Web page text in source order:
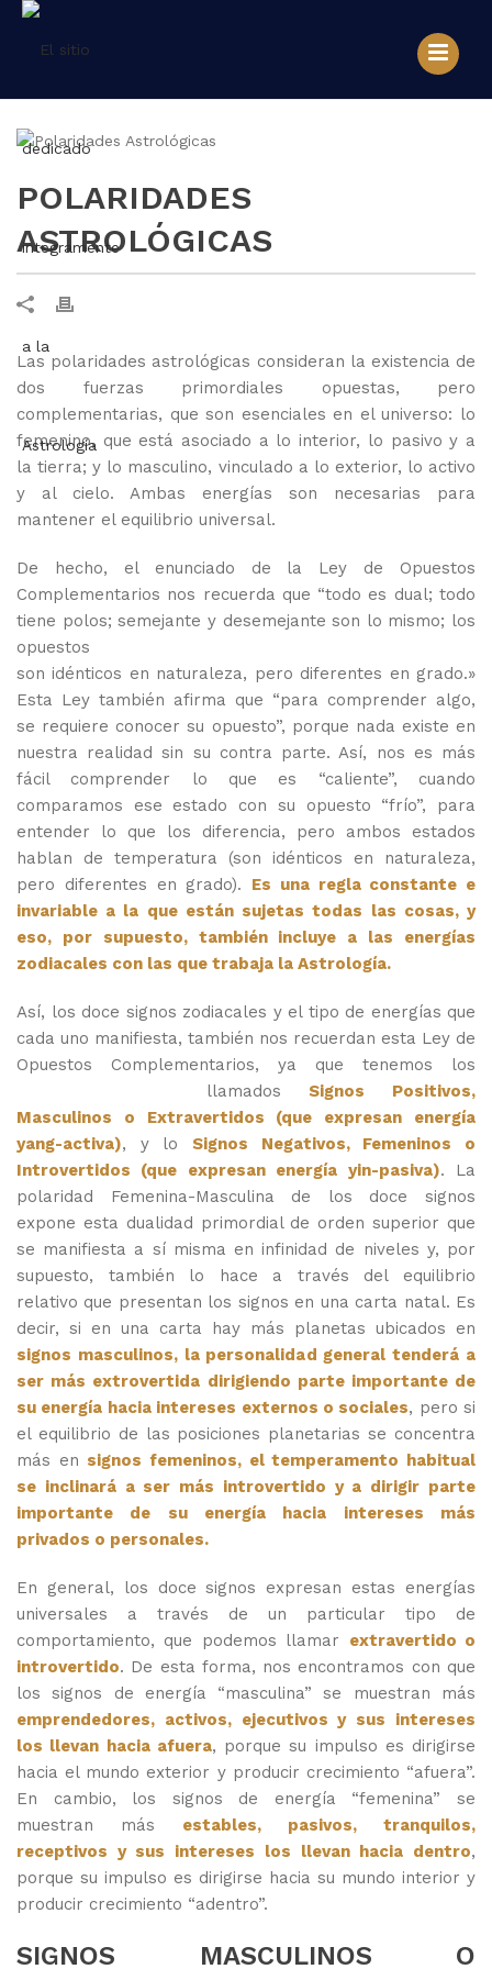
POLARIDADES
ASTROLÓGICAS
Las polaridades astrológicas consideran la existencia de
dos fuerzas primordiales opuestas, pero
complementarias, que son esenciales en el universo: lo
femenino, que está asociado a lo interior, lo pasivo y a
la tierra; y lo masculino, vinculado a lo exterior, lo activo
y al cielo. Ambas energías son necesarias para
mantener el equilibrio universal.
De hecho, el enunciado de la Ley de Opuestos
Complementarios nos recuerda que “todo es dual; todo
tiene polos; semejante y desemejante son lo mismo; los
opuestos
son idénticos en naturaleza, pero diferentes en grado.»
Esta Ley también afirma que “para comprender algo,
se requiere conocer su opuesto”, porque nada existe en
nuestra realidad sin su contra parte. Así, nos es más
fácil comprender lo que es “caliente”, cuando
comparamos ese estado con su opuesto “frío”, para
entender lo que los diferencia, pero ambos estados
hablan de temperatura (son idénticos en naturaleza,
pero diferentes en grado). Es una regla constante e
invariable a la que están sujetas todas las cosas, y
eso, por supuesto, también incluye a las energías
zodiacales con las que trabaja la Astrología.
Así, los doce signos zodiacales y el tipo de energías que
cada uno manifiesta, también nos recuerdan esta Ley de
Opuestos Complementarios, ya que tenemos los
llamadosSignos Positivos,
Masculinos o Extravertidos (que expresan energía
yang-activa), y lo Signos Negativos, Femeninos o
Introvertidos (que expresan energía yin-pasiva). La
polaridad Femenina-Masculina de los doce signos
expone esta dualidad primordial de orden superior que
se manifiesta a sí misma en infinidad de niveles y, por
supuesto, también lo hace a través del equilibrio
relativo que presentan los signos en una carta natal. Es
decir, si en una carta hay más planetas ubicados en
signos masculinos, la personalidad general tenderá a
ser más extrovertida dirigiendo parte importante de
su energía hacia intereses externos o sociales, pero si
el equilibrio de las posiciones planetarias se concentra
más en signos femeninos, el temperamento habitual
se inclinará a ser más introvertido y a dirigir parte
importante de su energía hacia intereses más
privados o personales.
En general, los doce signos expresan estas energías
universales a través de un particular tipo de
comportamiento, que podemos llamar extravertido o
introvertido. De esta forma, nos encontramos con que
los signos de energía “masculina” se muestran más
emprendedores, activos, ejecutivos y sus intereses
los llevan hacia afuera, porque su impulso es dirigirse
hacia el mundo exterior y producir crecimiento “afuera”.
En cambio, los signos de energía “femenina” se
muestran más estables, pasivos, tranquilos,
receptivos y sus intereses los llevan hacia dentro,
porque su impulso es dirigirse hacia su mundo interior y
producir crecimiento “adentro”.
SIGNOS MASCULINOS O